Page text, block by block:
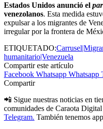
Estados Unidos anunció el
venezolanos. Esta medida
expulsar a los migrantes de
irregular por la frontera de
ETIQUETADO:
humanitario|Venezuela
Compartir este artículo
Facebook Whatsapp Whatsapp
Compartir
📲 Sigue nuestras noticias en
comunidades de Caraota
Telegram. También tenemos